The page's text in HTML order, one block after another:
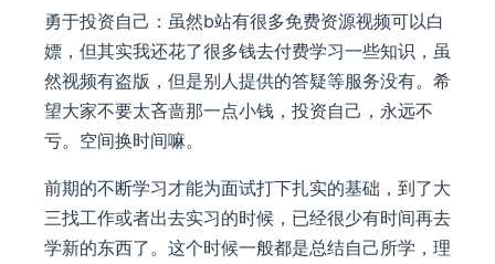
勇于投资自己：虽然b站有很多免费资源视频可以白
嫖，但其实我还花了很多钱去付费学习一些知识，虽
然视频有盗版，但是别人提供的答疑等服务没有。希
望大家不要太吝啬那一点小钱，投资自己，永远不
亏。空间换时间嘛。
前期的不断学习才能为面试打下扎实的基础，到了大
三找工作或者出去实习的时候，已经很少有时间再去
学新的东西了。这个时候一般都是总结自己所学，理